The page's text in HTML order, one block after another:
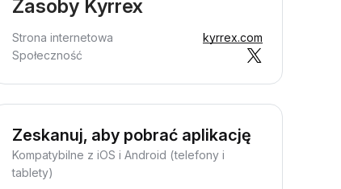
Zasoby Kyrrex
Strona internetowa
kyrrex.com
Społeczność
Zeskanuj, aby pobrać aplikację
Kompatybilne z iOS i Android (telefony i
tablety)